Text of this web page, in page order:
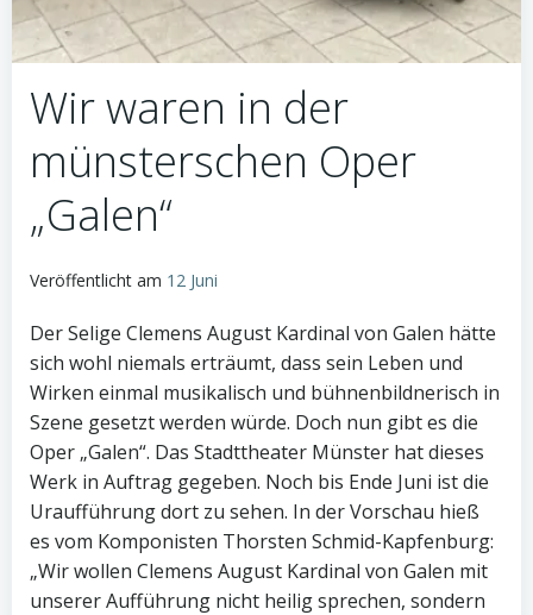
Wir waren in der
münsterschen Oper
„Galen“
Veröffentlicht am 12 Juni
Der Selige Clemens August Kardinal von Galen hätte
sich wohl niemals erträumt, dass sein Leben und
Wirken einmal musikalisch und bühnenbildnerisch in
Szene gesetzt werden würde. Doch nun gibt es die
Oper „Galen“. Das Stadttheater Münster hat dieses
Werk in Auftrag gegeben. Noch bis Ende Juni ist die
Uraufführung dort zu sehen. In der Vorschau hieß
es vom Komponisten Thorsten Schmid-Kapfenburg:
„Wir wollen Clemens August Kardinal von Galen mit
unserer Aufführung nicht heilig sprechen, sondern